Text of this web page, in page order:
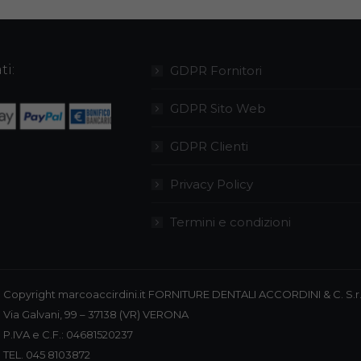
GDPR Fornitori
GDPR Sito Web
GDPR Clienti
Privacy Policy
Termini e condizioni
Copyright marcoaccirdini.it FORNITURE DENTALI ACCORDINI & C.
Via Galvani, 99 – 37138 (VR) VERONA
P.IVA e C.F.: 04681520237
TEL. 045 8103872